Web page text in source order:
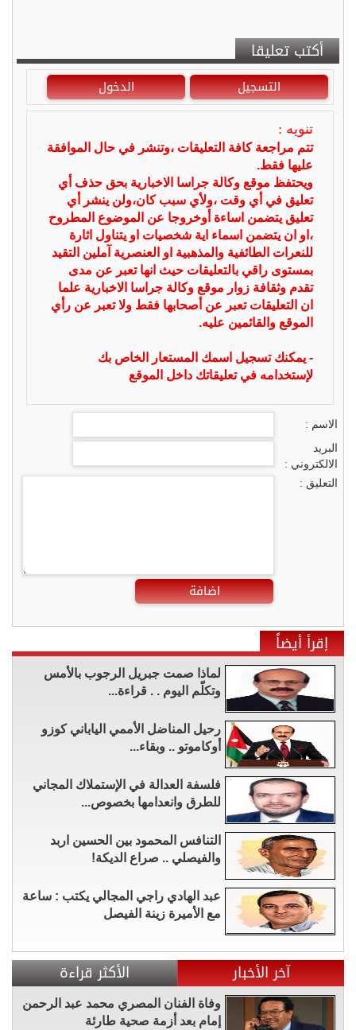
أكتب تعليقا
التسجيل الدخول
تنويه :
تتم مراجعة كافة التعليقات ،وتنشر في حال الموافقة
عليها فقط.
ويحتفظ موقع وكالة جراسا الاخبارية بحق حذف أي
تعليق في أي وقت ،ولأي سبب كان،ولن ينشر أي
تعليق يتضمن اساءة أوخروجا عن الموضوع المطروح
،او ان يتضمن اسماء اية شخصيات او يتناول اثارة
للنعرات الطائفية والمذهبية او العنصرية آملين التقيد
بمستوى راقي بالتعليقات حيث انها تعبر عن مدى
تقدم وثقافة زوار موقع وكالة جراسا الاخبارية علما
ان التعليقات تعبر عن أصحابها فقط ولا تعبر عن رأي
الموقع والقائمين عليه.
- يمكنك تسجيل اسمك المستعار الخاص بك
لإستخدامه في تعليقاتك داخل الموقع
الاسم :
البريد
الالكتروني :
التعليق :
اضافة
إقرأ أيضاً
لماذا صمت جبريل الرجوب بالأمس
وتكلّم اليوم . . قراءة...
رحيل المناضل الأممي الياباني كوزو
أوكاموتو .. وبقاء...
فلسفة العدالة في الإستملاك المجاني
للطرق وانعدامها بخصوص...
التنافس المحمود بين الحسين اربد
والفيصلي .. صراع الديكة!
عبد الهادي راجي المجالي يكتب : ساعة
مع الأميرة زينة الفيصل
آخر الأخبار الأكثر قراءة
وفاة الفنان المصري محمد عبد الرحمن
إمام بعد أزمة صحية طارئة